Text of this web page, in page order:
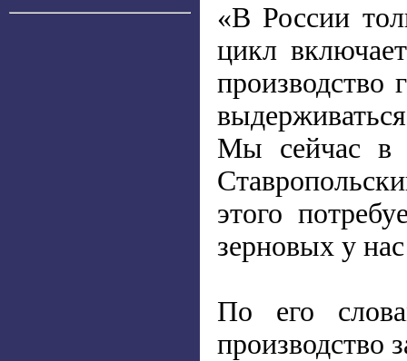
«В России
цикл
производство
Мы сейчас в
этого
зерновых у
По его
производство